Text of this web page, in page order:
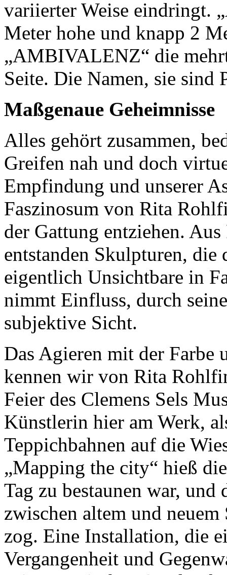
variierter Weise eindringt.
Meter hohe und knapp 2
„AMBIVALENZ“ die
Seite. Die Namen, sie sind
Maßgenaue Geheimnisse
Alles gehört zusammen,
Greifen nah und doch
Empfindung und unserer
Faszinosum von Rita
der Gattung entziehen.
entstanden Skulpturen, die
eigentlich Unsichtbare in
nimmt Einfluss, durch
subjektive Sicht.
Das Agieren mit der Farbe
kennen wir von Rita
Feier des Clemens Sels
Künstlerin hier am Werk,
Teppichbahnen auf die
„Mapping the city“ hieß
Tag zu bestaunen war,
zwischen altem und
zog. Eine Installation, die
Vergangenheit und